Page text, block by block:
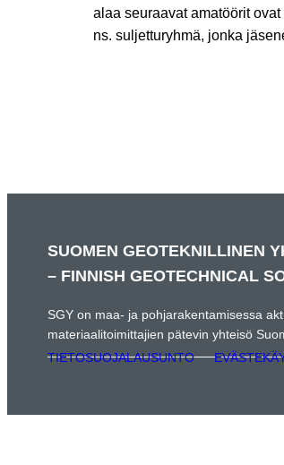
alaa seuraavat amatöörit
ns. suljetturyhmä, jonka
SUOMEN GEOTEKNILLINEN
– FINNISH GEOTECHNICAL
SGY on maa- ja pohjarakentamisessa
materiaalitoimittajien pätevin yhteisö
TIETOSUOJALAUSUNTO